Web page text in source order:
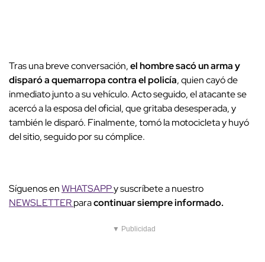
Tras una breve conversación,el hombre sacó un arma y
disparó a quemarropa contra el policía, quien cayó de
inmediato junto a su vehículo. Acto seguido, el atacante se
acercó a la esposa del oficial, que gritaba desesperada, y
también le disparó. Finalmente, tomó la motocicleta y huyó
del sitio, seguido por su cómplice.
Síguenos enWHATSAPPy suscríbete a nuestro
NEWSLETTERparacontinuar siempre informado.
▼ Publicidad